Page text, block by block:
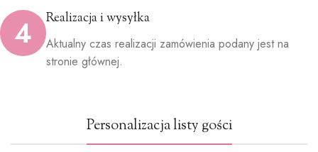
4 Realizacja i wysyłka
Aktualny czas realizacji zamówienia podany jest na
stronie głównej.
Personalizacja listy gości